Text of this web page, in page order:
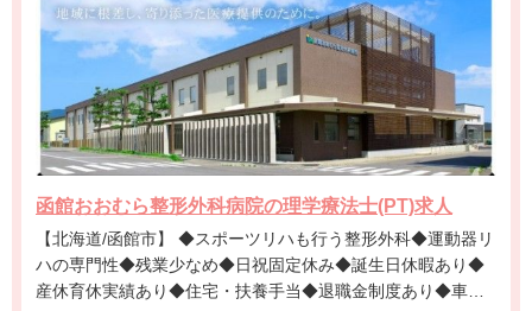
函館おおむら整形外科病院の理学療法士(PT)求人
【北海道/函館市】 ◆スポーツリハも行う整形外科◆運動器リ
ハの専門性◆残業少なめ◆日祝固定休み◆誕生日休暇あり◆
産休育休実績あり◆住宅・扶養手当◆退職金制度あり◆車通